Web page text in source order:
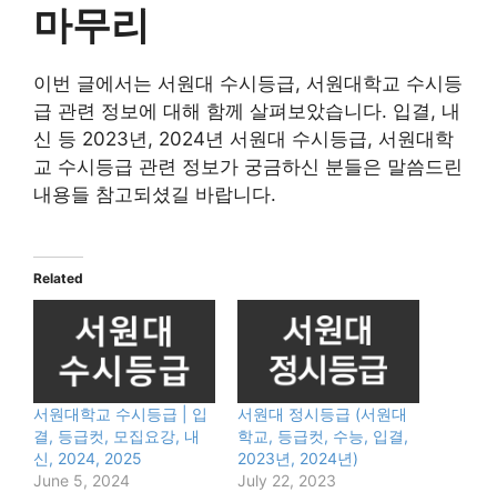
마무리
이번 글에서는 서원대 수시등급, 서원대학교 수시등
급 관련 정보에 대해 함께 살펴보았습니다. 입결, 내
신 등 2023년, 2024년 서원대 수시등급, 서원대학
교 수시등급 관련 정보가 궁금하신 분들은 말씀드린
내용들 참고되셨길 바랍니다.
Related
서원대학교 수시등급 | 입
결, 등급컷, 모집요강, 내
신, 2024, 2025
June 5, 2024
서원대 정시등급 (서원대
학교, 등급컷, 수능, 입결,
2023년, 2024년)
July 22, 2023